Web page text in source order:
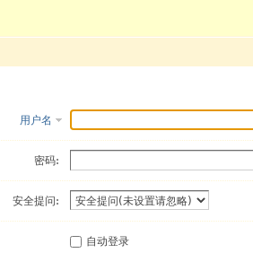
用户名
密码:
安全提问:
自动登录